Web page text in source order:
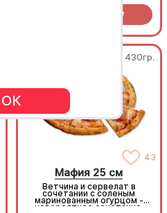
R
430гр.
43
Мафия 25 см
Ветчина и сервелат в
сочетании с соленым
маринованным огурцом -
невероятное сочетание,
ОК